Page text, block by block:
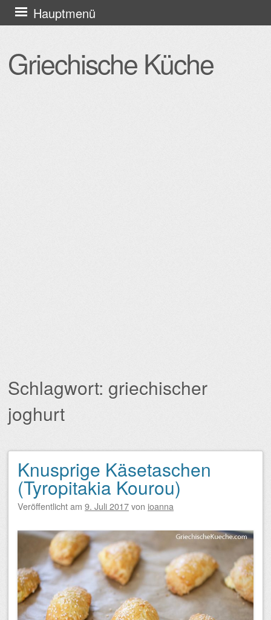
Griechische Küche
Hauptmenü
Zum
Inhalt
Schlagwort: griechischer
joghurt
Beitragsnavigation
Knusprige Käsetaschen
(Tyropitakia Kourou)
Veröffentlicht am 9. Juli 2017von ioanna